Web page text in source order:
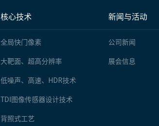
核心技术
全局快门像素
大靶面、超高分辨率
低噪声、高速、HDR技术
TDI图像传感器设计技术
背照式工艺
新闻与活动
公司新闻
展会信息